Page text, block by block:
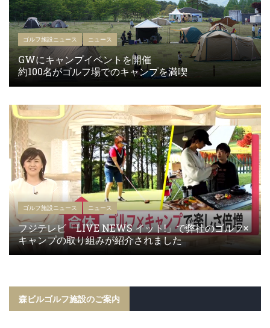
ゴルフ施設ニュース ニュース
GWにキャンプイベントを開催
約100名がゴルフ場でのキャンプを満喫
ゴルフ施設ニュース ニュース
フジテレビ「LIVE NEWS イット!」で弊社のゴルフ×
キャンプの取り組みが紹介されました
森ビルゴルフ施設のご案内